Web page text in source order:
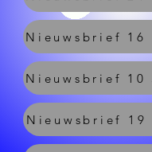
Nieuwsbrief 10
Nieuwsbrief 19